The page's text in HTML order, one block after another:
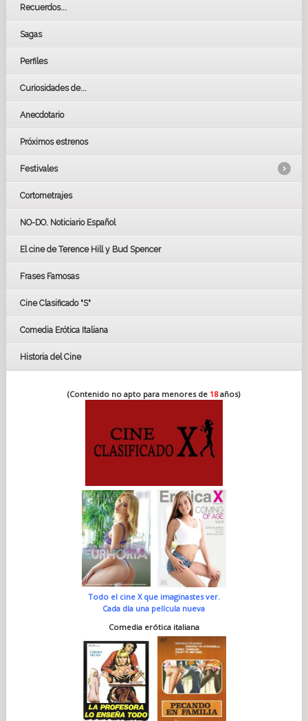
Recuerdos...
Sagas
Perfiles
Curiosidades de...
Anecdotario
Próximos estrenos
Festivales
LOS OSCARS
GOYAS
BAFTA
Cortometrajes
NO-DO. Noticiario Español
El cine de Terence Hill y Bud Spencer
Frases Famosas
Cine Clasificado "S"
Comedia Erótica Italiana
Historia del Cine
(Contenido no apto para menores de 18años)
Todo el cine X que imaginastes ver.
Cada día una película nueva
Comedia erótica italiana